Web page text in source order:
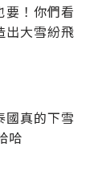
要！你們看
出大雪紛飛
國真的下雪
哈